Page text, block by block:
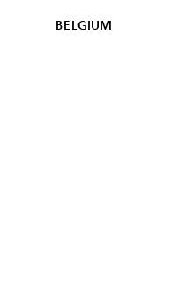
BELGIUM